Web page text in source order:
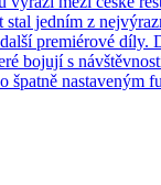
stal jedním z
premiérové díly.
bojují s
špatně nastaveným